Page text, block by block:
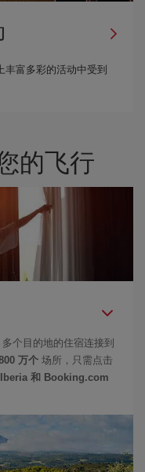
富多彩的活动中受到
的飞行
多个目的地的住宿连接到
万个 场所，只需点击
Iberia 和 Booking.com